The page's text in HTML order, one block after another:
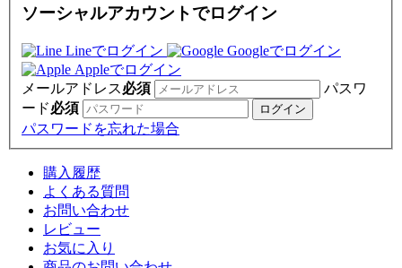
ソーシャルアカウントでログイン
Lineでログイン
Googleでログイン
Appleでログイン
メールアドレス必須
パスワ
ード必須
パスワードを忘れた場合
購入履歴
よくある質問
お問い合わせ
レビュー
お気に入り